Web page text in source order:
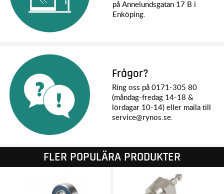
på Annelundsgatan 17 B i
Enköping.
Frågor?
Ring oss på 0171-305 80
(måndag-fredag 14-18 &
lördagar 10-14) eller maila till
service@rynos.se.
FLER POPULÄRA PRODUKTER